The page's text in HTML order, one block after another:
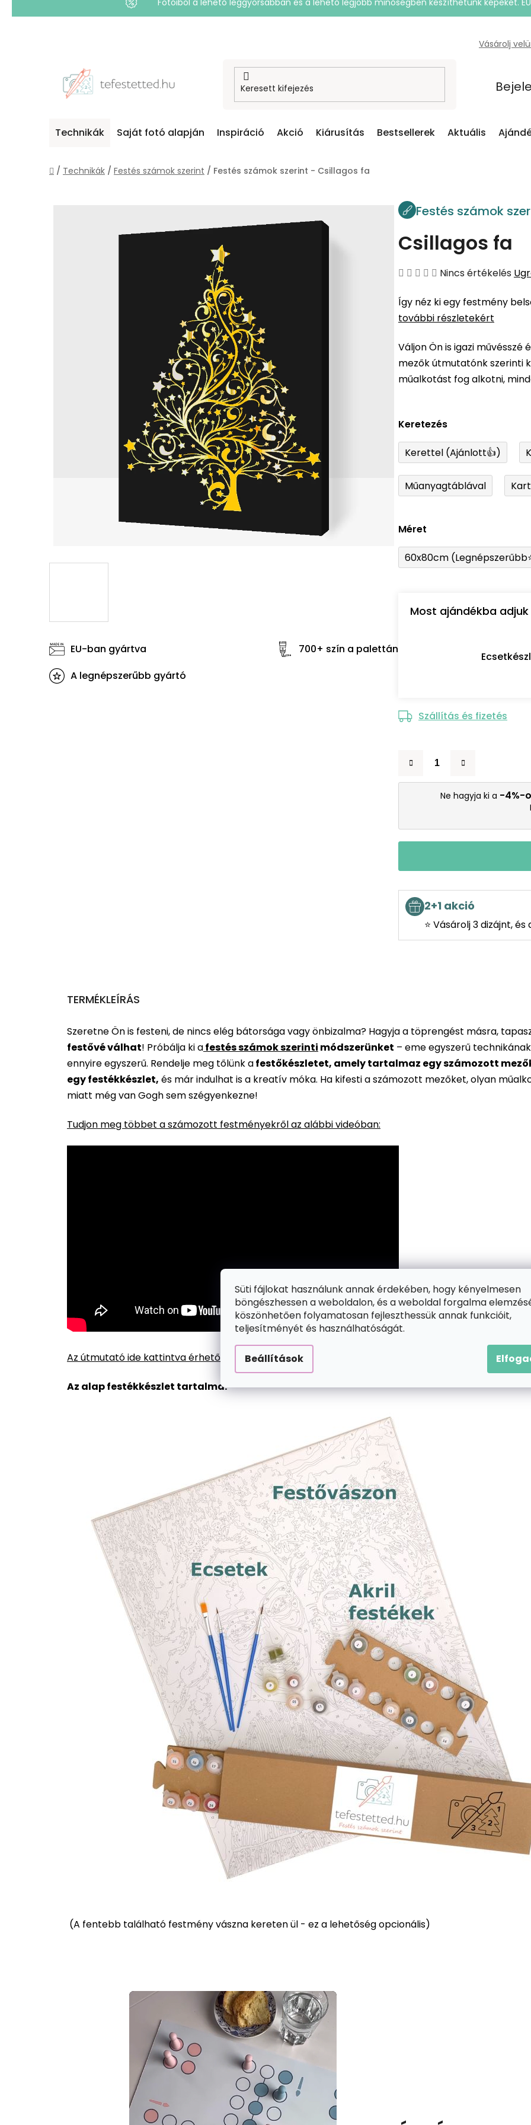
Süti fájlokat használunk annak érdekében, hogy kényelmesen
böngészhessen a weboldalon, és a weboldal forgalma
köszönhetően folyamatosan fejleszthessük annak funkcióit,
teljesítményét és használhatóságát.
Beállítások
Fotóiból a lehető leggyorsabban és a lehető legjobb minőségben készíthetünk képeket.
Vásárolj
Technikák Saját fotó alapján Inspiráció Akció Kiárusítás Bestsellerek Aktuális
Kezdőlap
/ Technikák / Festés számok szerint / Festés számok szerint - Csillagos fa
Festés számok
Csillagos fa
A
átlagos
értékelése
ből
0,0
csillag.
Nincs értékelés
Így néz ki egy festmény
további részletekért
Váljon Ön is igazi
mezők útmutatónk szerinti
műalkotást fog alkotni,
Keretezés
Kerettel (Ajánlott👍)
Műanyagtáblával
Méret
60x80cm
Most ajándékba
Szállítás és fizetés
Ne hagyja ki a -4%-
2+1 akció
⭐ Vásárolj 3 dizájnt,
EU-ban gyártva
700+ szín a palettán
A legnépszerűbb gyártó
TERMÉKLEÍRÁS
Szeretne Ön is festeni, de nincs elég bátorsága vagy önbizalma? Hagyja a töprengést másra,
festővé válhat! Próbálja ki afestés számok szerinti módszerünket – eme egyszerű
ennyire egyszerű. Rendelje meg tőlünk afestőkészletet, amely tartalmaz egy számozott
egy festékkészlet, és már indulhat is a kreatív móka. Ha kifesti a számozott mezőket, olyan
miatt még van Gogh sem szégyenkezne!
Tudjon meg többet a számozott festményekről az alábbi videóban:
Az útmutató ide kattintva érhető el.
Az alap festékkészlet tartalma:
(A fentebb található festmény vászna kereten ül - ez a lehetőség opcionális)